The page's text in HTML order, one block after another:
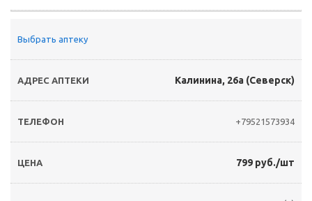
Выбрать аптеку
Калинина, 26а (Северск)
+79521573934
799 руб./шт